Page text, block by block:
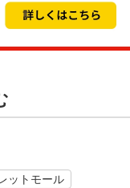
ットモール